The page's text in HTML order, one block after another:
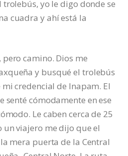
trolebús, yo le digo donde se
cuadra y ahí está la
camino. Dios me
y busqué el trolebús
credencial de Inapam. El
senté cómodamente en ese
Le caben cerca de 25
un viajero me dijo que el
mera puerta de la Central